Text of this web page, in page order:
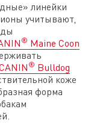
линейки
учитывают,
® Maine Coon
® Bulldog
коже
форма